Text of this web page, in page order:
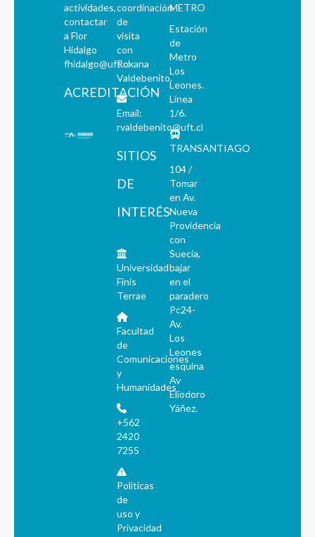
actividades,
contactar
a Flor
Hidalgo
fhidalgo@uft.cl
ACREDITACIÓN
coordinación
de
visita
con
Roxana
Valdebenito.
Email:
rvaldebenito@uft.cl
SITIOS
DE
INTERÉS
Universidad
Finis
Terrae
Facultad
de
Comunicaciones
y
Humanidades
+562
2420
7255
Políticas
de
uso y
Privacidad
METRO
Estación
de
Metro
Los
Leones.
Línea
1/6.
TRANSANTIAGO
104 /
Tomar
en Av.
Nueva
Providencia
con
Suecia,
bajar
en el
paradero
Pc24-
Av.
Los
Leones
esquina
Av
Eliodoro
Yáñez.